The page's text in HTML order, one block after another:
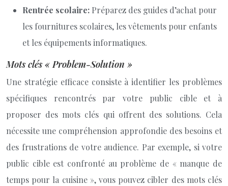
Rentrée scolaire: Préparez des guides d’achat pour
les fournitures scolaires, les vêtements pour enfants
et les équipements informatiques.
Mots clés « Problem-Solution »
Une stratégie efficace consiste à identifier les problèmes
spécifiques rencontrés par votre public cible et à
proposer des mots clés qui offrent des solutions. Cela
nécessite une compréhension approfondie des besoins et
des frustrations de votre audience. Par exemple, si votre
public cible est confronté au problème de « manque de
temps pour la cuisine », vous pouvez cibler des mots clés